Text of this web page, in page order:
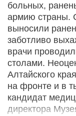
больных,
армию страны.
выносили
заботливо
врачи
столами.
Алтайского
на фронте и в
кандидат
директора